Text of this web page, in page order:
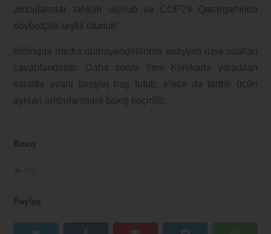
Baxış
Paylaş
ambulanslar təhkim olunub və COP29 Qərargahında
növbətçilik təşkil olunub”.
Brifinqdə media nümayəndələrinin aidiyyəti üzrə sualları
cavablandırılıb. Daha sonra Yeni Klinikada yaradılan
şəraitlə əyani tanışlıq baş tutub, eləcə də tədbir üçün
ayrılan ambulanslara baxış keçirilib.